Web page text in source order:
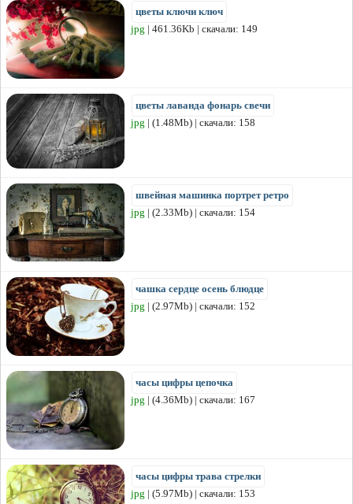
цветы ключи ключ
jpg | 461.36Kb | скачали: 149
цветы лаванда фонарь свечи
jpg | (1.48Mb) | скачали: 158
швейная машинка портрет ретро
jpg | (2.33Mb) | скачали: 154
чашка сердце осень блюдце
jpg | (2.97Mb) | скачали: 152
часы цифры цепочка
jpg | (4.36Mb) | скачали: 167
часы цифры трава стрелки
jpg | (5.97Mb) | скачали: 153